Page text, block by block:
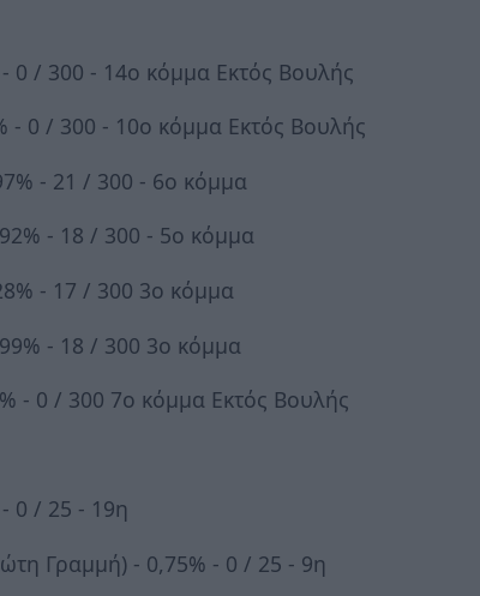
0 / 300 - 14ο κόμμα Εκτός Βουλής
- 0 / 300 - 10ο κόμμα Εκτός Βουλής
- 21 / 300 - 6ο κόμμα
- 18 / 300 - 5ο κόμμα
- 17 / 300 3ο κόμμα
- 18 / 300 3ο κόμμα
- 0 / 300 7ο κόμμα Εκτός Βουλής
0 / 25 - 19η
Γραμμή) - 0,75% - 0 / 25 - 9η